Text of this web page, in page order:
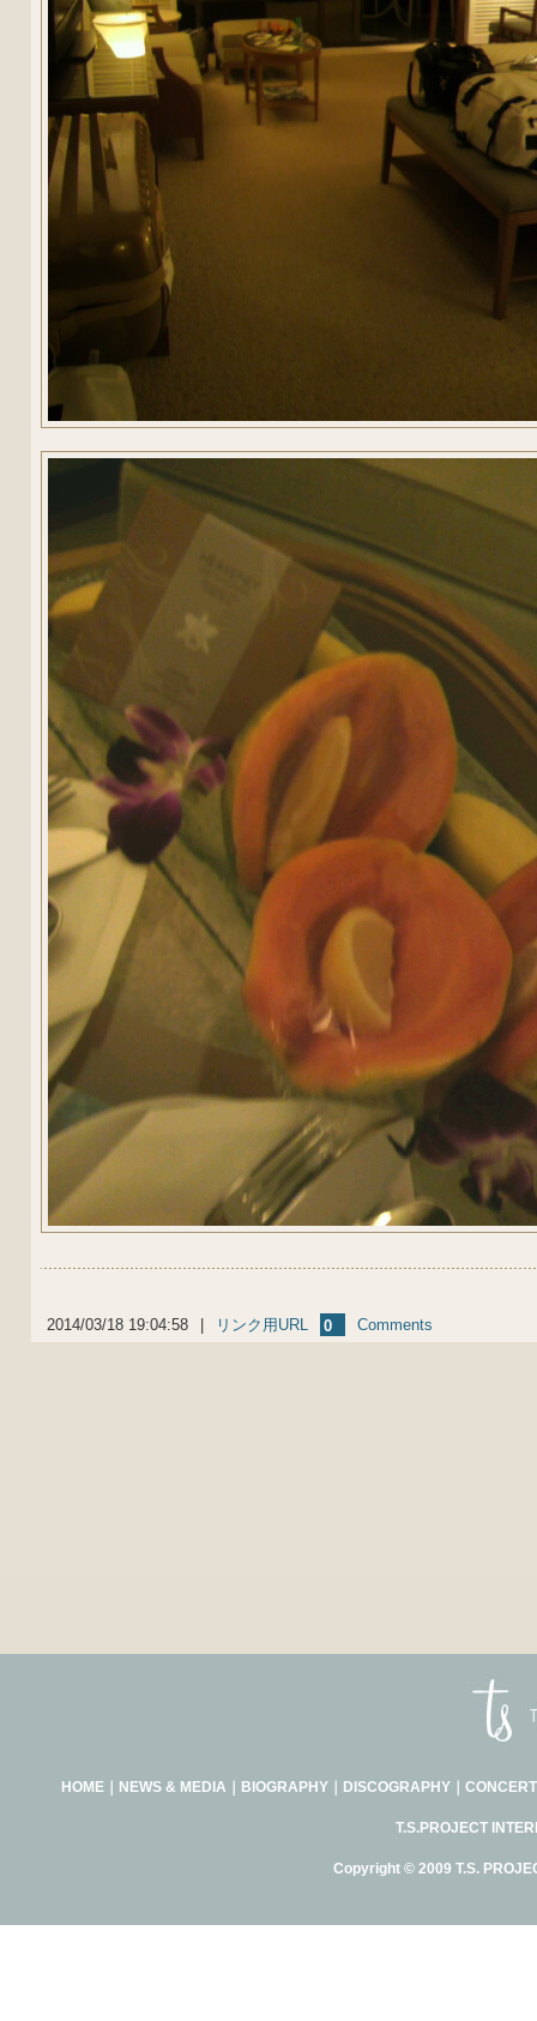
2014/03/18 19:04:58 リンク用URL 0 Comments
HOME｜ NEWS & MEDIA BIOGRAPHY｜ DISCOGRAPHY｜
T.S.PROJECT
Copyright © 2009 T.S.